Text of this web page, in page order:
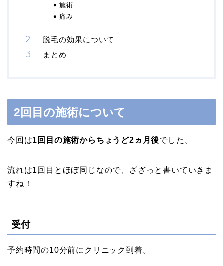
施術
痛み
脱毛の効果について
まとめ
2回目の施術について
今回は1回目の施術からちょうど2ヵ月後でした。
流れは1回目とほぼ同じなので、ざざっと書いていきま
すね！
受付
予約時間の10分前にクリニック到着。